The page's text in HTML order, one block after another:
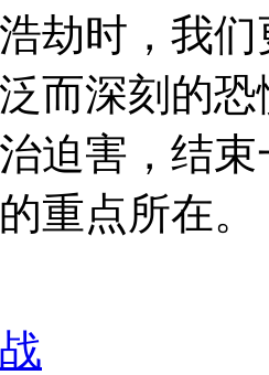
劫时，我
而深刻的
迫害，结
重点所在。